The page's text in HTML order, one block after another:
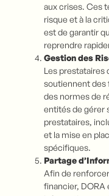
aux crises. Ces
risque et à la
est de garantir
reprendre
Gestion des
Les prestataires
soutiennent
des normes de
entités de gérer
prestataires,
et la mise en
spécifiques.
Partage
Afin de
financier, DORA